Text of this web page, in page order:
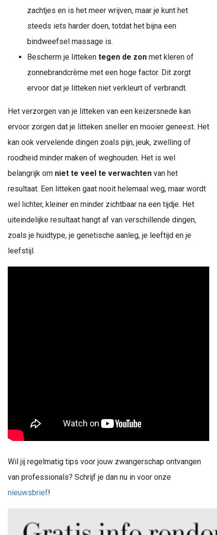
zachtjes en is het meer wrijven, maar je kunt het
steeds iets harder doen, totdat het bijna een
bindweefsel massage is.
Bescherm je litteken tegen de zon met kleren of
zonnebrandcrème met een hoge factor. Dit zorgt
ervoor dat je litteken niet verkleurt of verbrandt.
Het verzorgen van je litteken van een keizersnede kan
ervoor zorgen dat je litteken sneller en mooier geneest. Het
kan ook vervelende dingen zoals pijn, jeuk, zwelling of
roodheid minder maken of weghouden. Het is wel
belangrijk om niet te veel te verwachten van het
resultaat. Een litteken gaat nooit helemaal weg, maar wordt
wel lichter, kleiner en minder zichtbaar na een tijdje. Het
uiteindelijke resultaat hangt af van verschillende dingen,
zoals je huidtype, je genetische aanleg, je leeftijd en je
leefstijl.
Wil jij regelmatig tips voor jouw zwangerschap ontvangen
van professionals? Schrijf je dan nu in voor onze
nieuwsbrief!